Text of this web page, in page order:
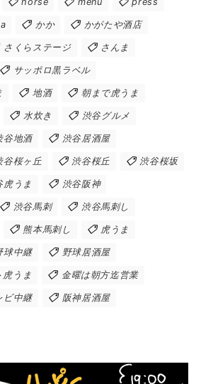
かか かがたや酒店
さくらステージ さんま
サッポロ黒ラベル
地酒 朝まで虎うま
水炊き 渋谷グルメ
谷地酒 渋谷居酒屋
谷桜ヶ丘 渋谷桜丘 渋谷桜坂
虎うま 渋谷阪神
渋谷馬刺 渋谷馬刺し
熊本馬刺し 虎うま
球中継 野球居酒屋
虎うま 金曜は朝方迄営業
ビ中継 阪神居酒屋